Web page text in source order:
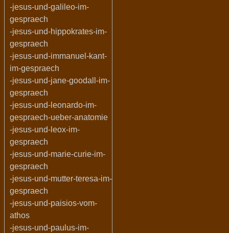
-jesus-und-galileo-im-
gespraech
-jesus-und-hippokrates-im-
gespraech
-jesus-und-immanuel-kant-
im-gespraech
-jesus-und-jane-goodall-im-
gespraech
-jesus-und-leonardo-im-
gespraech-ueber-anatomie
-jesus-und-leox-im-
gespraech
-jesus-und-marie-curie-im-
gespraech
-jesus-und-mutter-teresa-im-
gespraech
-jesus-und-paisios-vom-
athos
-jesus-und-paulus-im-